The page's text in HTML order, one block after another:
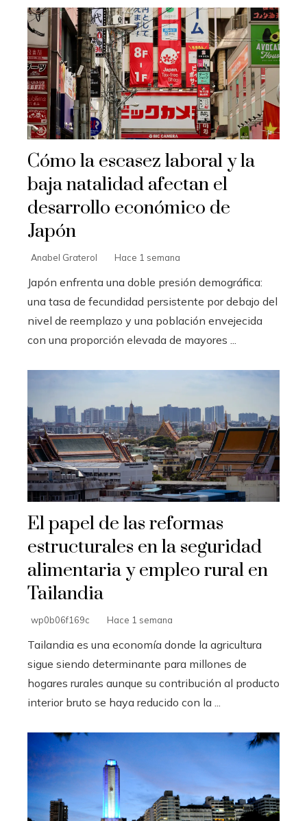
Cómo la escasez laboral y la
baja natalidad afectan el
desarrollo económico de
Japón
Anabel Graterol Hace 1 semana
Japón enfrenta una doble presión demográfica:
una tasa de fecundidad persistente por debajo del
nivel de reemplazo y una población envejecida
con una proporción elevada de mayores ...
El papel de las reformas
estructurales en la seguridad
alimentaria y empleo rural en
Tailandia
wp0b06f169c Hace 1 semana
Tailandia es una economía donde la agricultura
sigue siendo determinante para millones de
hogares rurales aunque su contribución al producto
interior bruto se haya reducido con la ...